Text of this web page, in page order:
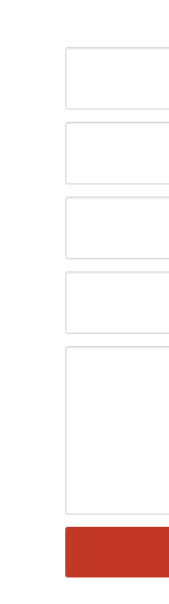
Apellido